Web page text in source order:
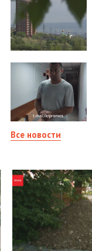
Все новости